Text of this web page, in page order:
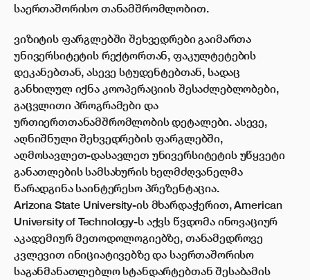
საერთაშორისო თანამშრომლობით.
ვიზიტის ფარგლებში შეხვედრები გაიმართა
უნივერსიტეტის რექტორთან, ფაკულტეტების
დეკანებთან, ასევე სტუდენტებთან, სადაც
განხილულ იქნა კოოპერაციის შესაძლებლობები,
გაცვლითი პროგრამები და
ურთიერთთანამშრომლობის დეტალები. ასევე,
აღნიშნული შეხვედრების ფარგლებში,
აღმოსავლეთ-დასავლეთ უნივერსიტეტის უწყვეტი
განათლების სამსახურის ხელმძღვანელმა
წარადგინა საინტერესო პრეზენტაცია.
Arizona State University-ის მხარდაჭერით, American
University of Technology-ს აქვს წვდომა ინოვაციურ
აკადემიურ მეთოდოლოგიებზე, თანამედროვე
კვლევით ინიციატივებზე და საერთაშორისო
საგანმანათლებლო სტანდარტებთან შესაბამის